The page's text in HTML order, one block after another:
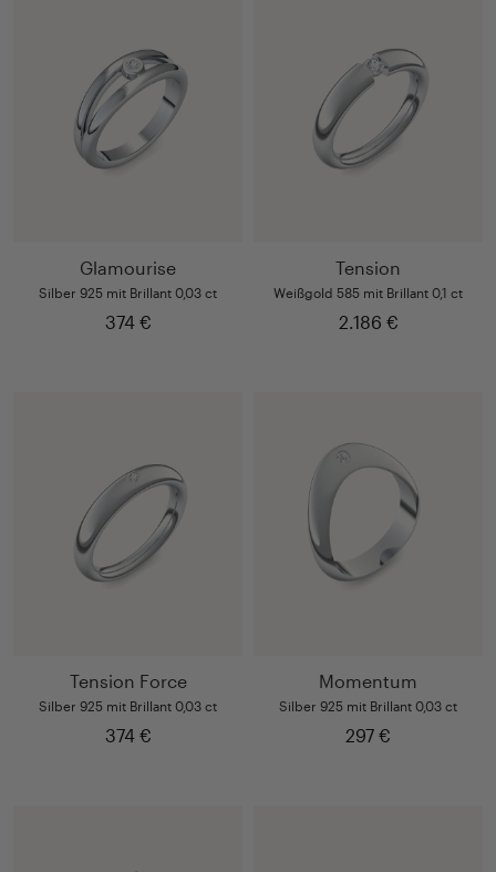
Glamourise
Silber 925 mit Brillant 0,03 ct
374 €
Tension
Weißgold 585 mit Brillant 0,1 ct
2.186 €
Tension Force
Silber 925 mit Brillant 0,03 ct
374 €
Momentum
Silber 925 mit Brillant 0,03 ct
297 €